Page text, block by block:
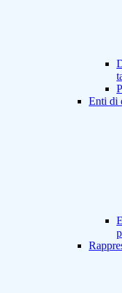
Enti di